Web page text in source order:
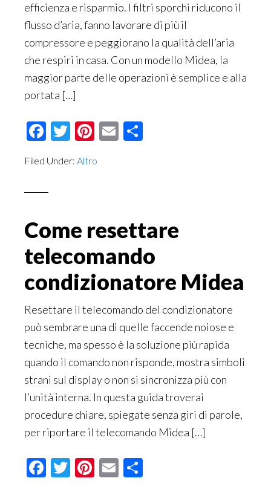
efficienza e risparmio. I filtri sporchi riducono il
flusso d’aria, fanno lavorare di più il
compressore e peggiorano la qualità dell’aria
che respiri in casa. Con un modello Midea, la
maggior parte delle operazioni è semplice e alla
portata […]
Facebook
Twitter
Pinterest
Email
Filed Under: Altro
Come resettare
telecomando
condizionatore Midea​
Resettare il telecomando del condizionatore
può sembrare una di quelle faccende noiose e
tecniche, ma spesso è la soluzione più rapida
quando il comando non risponde, mostra simboli
strani sul display o non si sincronizza più con
l’unità interna. In questa guida troverai
procedure chiare, spiegate senza giri di parole,
per riportare il telecomando Midea […]
Facebook
Twitter
Pinterest
Email